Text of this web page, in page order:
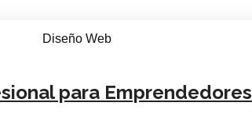
para Emprendedores